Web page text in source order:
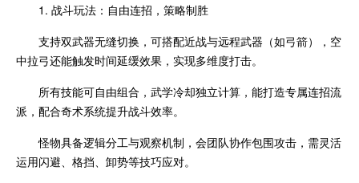
1. 战斗玩法：自由连招，策略制胜
支持双武器无缝切换，可搭配近战与远程武器（如弓箭），空
中拉弓还能触发时间延缓效果，实现多维度打击。
所有技能可自由组合，武学冷却独立计算，能打造专属连招流
派，配合奇术系统提升战斗效率。
怪物具备逻辑分工与观察机制，会团队协作包围攻击，需灵活
运用闪避、格挡、卸势等技巧应对。